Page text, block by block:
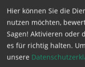
GESCHÜTZTER
Bitte melden Sie
und Passwort an.
Hier können Sie die
nutzen möchten,
Sagen! Aktivieren oder
es für richtig halten.
unsere